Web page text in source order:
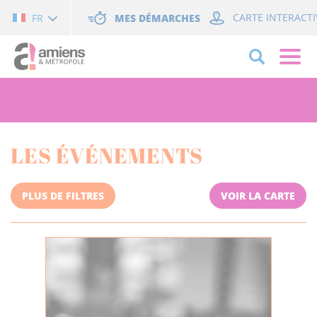
FR MES DÉMARCHES CARTE
LES ÉVÉNEMENTS
PLUS DE FILTRES VOIR LA CARTE